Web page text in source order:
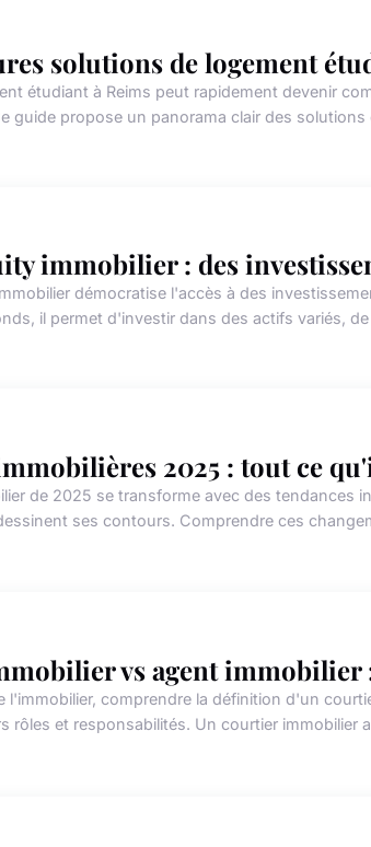
solutions de logement
étudiant à Reims peut rapidement devenir
guide propose un panorama clair des
immobilier : des
démocratise l'accès à des
il permet d'investir dans des actifs variés, de
2025 : tout ce
de 2025 se transforme avec des tendances
ses contours. Comprendre ces
vs agent immobilier
l'immobilier, comprendre la définition d'un
rôles et responsabilités. Un courtier immobilier